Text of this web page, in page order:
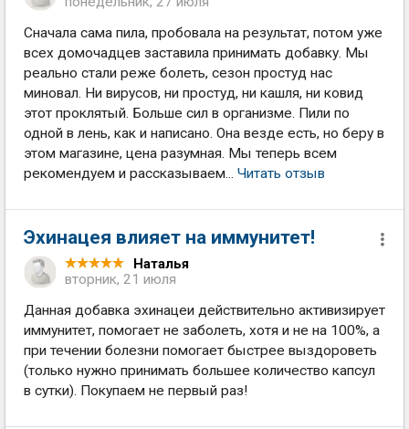
Сначала сама пила, пробовала на результат, потом уже
всех домочадцев заставила принимать добавку. Мы
реально стали реже болеть, сезон простуд нас
миновал. Ни вирусов, ни простуд, ни кашля, ни ковид
этот проклятый. Больше сил в организме. Пили по
одной в лень, как и написано. Она везде есть, но беру в
этом магазине, цена разумная. Мы теперь всем
рекомендуем и рассказываем... Читать отзыв
Эхинацея влияет на иммунитет!
Наталья
вторник, 21 июля
Данная добавка эхинацеи действительно активизирует
иммунитет, помогает не заболеть, хотя и не на 100%, а
при течении болезни помогает быстрее выздороветь
(только нужно принимать большее количество капсул
в сутки). Покупаем не первый раз!